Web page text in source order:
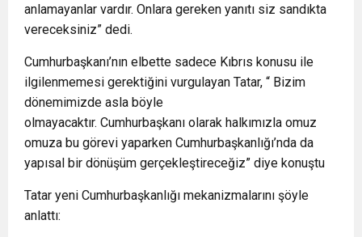
anlamayanlar vardır. Onlara gereken yanıtı siz sandıkta
vereceksiniz” dedi.
Cumhurbaşkanı’nın elbette sadece Kıbrıs konusu ile
ilgilenmemesi gerektiğini vurgulayan Tatar, “ Bizim
dönemimizde asla böyle
olmayacaktır. Cumhurbaşkanı olarak halkımızla omuz
omuza bu görevi yaparken Cumhurbaşkanlığı’nda da
yapısal bir dönüşüm gerçekleştireceğiz” diye konuştu
Tatar yeni Cumhurbaşkanlığı mekanizmalarını şöyle
anlattı: